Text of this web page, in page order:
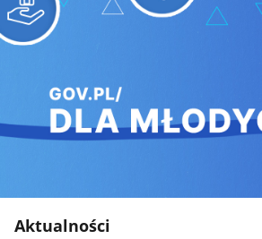
Aktualności